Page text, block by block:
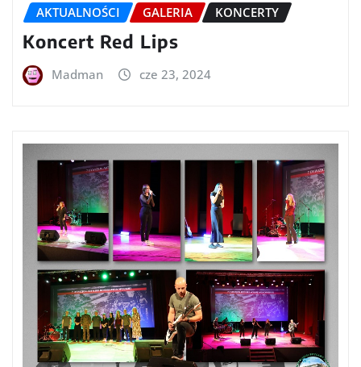
AKTUALNOŚCI GALERIA KONCERTY
Koncert Red Lips
Madman cze 23, 2024